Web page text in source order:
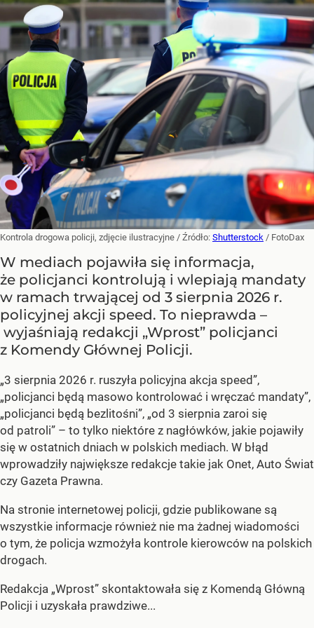
Kontrola drogowa policji, zdjęcie ilustracyjne / Źródło: Shutterstock / FotoDax
W mediach pojawiła się informacja,
że policjanci kontrolują i wlepiają mandaty
w ramach trwającej od 3 sierpnia 2026 r.
policyjnej akcji speed. To nieprawda –
wyjaśniają redakcji „Wprost” policjanci
z Komendy Głównej Policji.
„3 sierpnia 2026 r. ruszyła policyjna akcja speed”,
„policjanci będą masowo kontrolować i wręczać mandaty”,
„policjanci będą bezlitośni”, „od 3 sierpnia zaroi się
od patroli” – to tylko niektóre z nagłówków, jakie pojawiły
się w ostatnich dniach w polskich mediach. W błąd
wprowadziły największe redakcje takie jak Onet, Auto Świat
czy Gazeta Prawna.
Na stronie internetowej policji, gdzie publikowane są
wszystkie informacje również nie ma żadnej wiadomości
o tym, że policja wzmożyła kontrole kierowców na polskich
drogach.
Redakcja „Wprost” skontaktowała się z Komendą Główną
Policji i uzyskała prawdziwe...